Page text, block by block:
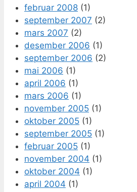
februar 2008 (1)
september 2007 (2)
mars 2007 (2)
desember 2006 (1)
september 2006 (2)
mai 2006 (1)
april 2006 (1)
mars 2006 (1)
november 2005 (1)
oktober 2005 (1)
september 2005 (1)
februar 2005 (1)
november 2004 (1)
oktober 2004 (1)
april 2004 (1)